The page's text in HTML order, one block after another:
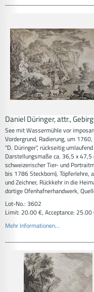
Daniel Düringer, attr.,
See mit Wassermühle vor
Vordergrund, Radierung, um
"D. Düringer", rückseitig
Darstellungsmaße ca. 36,5 x
schweizerischer Tier- und
bis 1786 Steckborn), Töpferlehre,
und Zeichner, Rückkehr in die
dortige Ofenhafnerhandwerk,
Lot-No.: 3602
Limit: 20.00 €, Acceptance: 25.00
Mehr Informationen...